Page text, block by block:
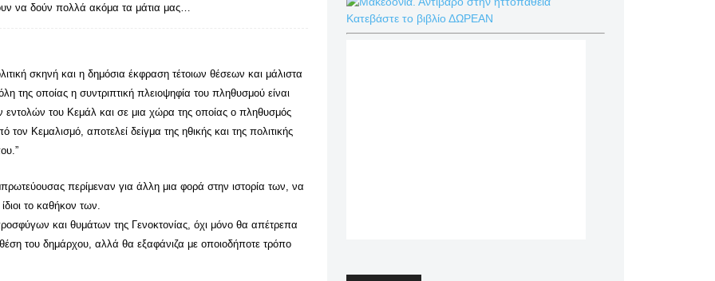
να δούν πολλά ακόμα τα μάτια μας…
σκηνή και η δημόσια έκφραση τέτοιων θέσεων και μάλιστα
της οποίας η συντριπτική πλειοψηφία του πληθυσμού είναι
εντολών του Κεμάλ και σε μια χώρα της οποίας ο πληθυσμός
Κεμαλισμό, αποτελεί δείγμα της ηθικής και της πολιτικής
περίμεναν για άλλη μια φορά στην ιστορία των, να
το καθήκον των.
και θυμάτων της Γενοκτονίας, όχι μόνο θα απέτρεπα
του δημάρχου, αλλά θα εξαφάνιζα με οποιοδήποτε τρόπο
Κατεβάστε το βιβλίο ΔΩΡΕΑΝ